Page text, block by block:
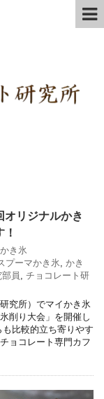
オリジナルかき
かき氷
プーマかき氷 かき
員
チョコレート研
究所）でマイかき氷
削り大会」を開催し
比較的立ち寄りやす
ョコレート専門カフ